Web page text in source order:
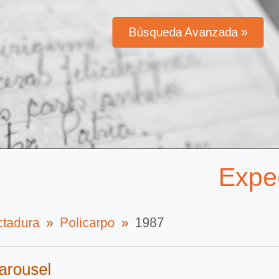
Búsqueda Avanzada »
Policarpo 1987